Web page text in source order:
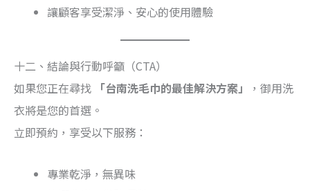
讓顧客享受潔淨、安心的使用體驗
十二、結論與行動呼籲（CTA）
如果您正在尋找 「台南洗毛巾的最佳解決方案」
，御用洗
衣將是您的首選。
立即預約，享受以下服務：
專業乾淨，無異味